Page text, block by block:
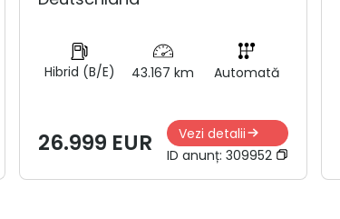
Hibrid (B/E) 43.167 km Automată
26.999 EUR
Vezi detalii
ID anunț:309952